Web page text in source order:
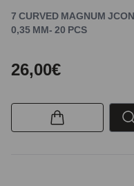
7 CURVED MAGNUM
0,35 MM- 20 PCS
26,00€